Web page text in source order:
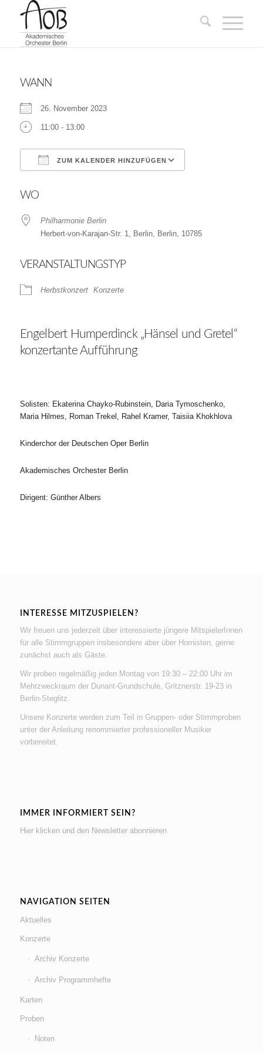
WANN
26. November 2023
11:00 - 13:00
ZUM KALENDER HINZUFÜGEN
WO
Philharmonie Berlin
Herbert-von-Karajan-Str. 1, Berlin, Berlin, 10785
VERANSTALTUNGSTYP
Herbstkonzert Konzerte
Engelbert Humperdinck „Hänsel und Gretel“
konzertante Aufführung
Solisten: Ekaterina Chayko-Rubinstein, Daria Tymoschenko,
Maria Hilmes, Roman Trekel, Rahel Kramer, Taisiia Khokhlova
Kinderchor der Deutschen Oper Berlin
Akademisches Orchester Berlin
Dirigent: Günther Albers
INTERESSE MITZUSPIELEN?
Wir freuen uns jederzeit über interessierte jüngere MitspielerInnen
für alle Stimmgruppen insbesondere aber über Hornisten, gerne
zunächst auch als Gäste.
Wir proben regelmäßig jeden Montag von 19:30 – 22:00 Uhr im
Mehrzweckraum der Dunant-Grundschule, Gritznerstr. 19-23 in
Berlin-Steglitz.
Unsere Konzerte werden zum Teil in Gruppen- oder Stimmproben
unter der Anleitung renommierter professioneller Musiker
vorbereitet.
IMMER INFORMIERT SEIN?
Hier klicken und den Newsletter abonnieren
NAVIGATION SEITEN
Aktuelles
Konzerte
Archiv Konzerte
Archiv Programmhefte
Karten
Proben
Noten